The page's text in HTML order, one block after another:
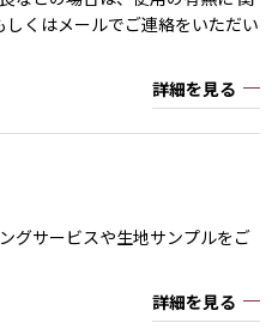
くはメールでご連絡をいただい
詳細を見る
グサービスや生地サンプルをご
詳細を見る